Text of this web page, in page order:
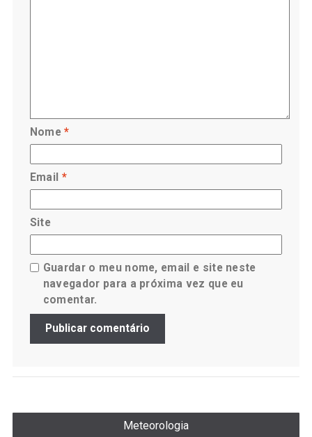
Nome*
Email *
Site
Guardar o meu nome, email e site neste
navegador para a próxima vez que eu
comentar.
Meteorologia